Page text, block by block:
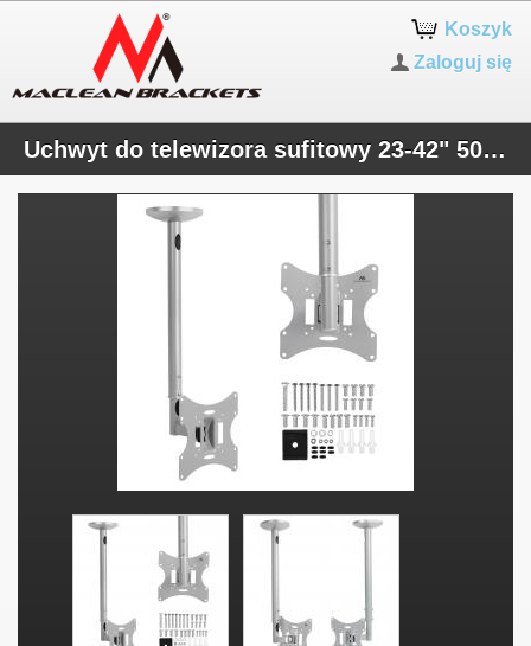
Koszyk
Zaloguj się
Uchwyt do telewizora sufitowy 23-42" 50 - 85 cm 30kg Maclean MC-504A S srebrny TV